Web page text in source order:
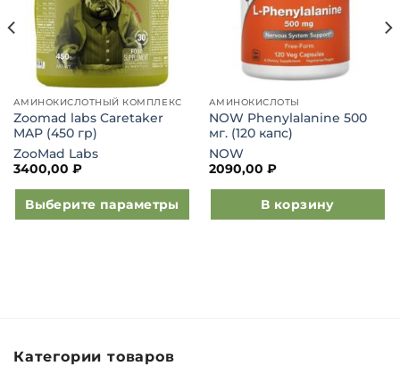
АМИНОКИСЛОТНЫЙ КОМПЛЕКС
Zoomad labs Caretaker
MAP (450 гр)
ZooMad Labs
3400,00 ₽
Выберите параметры
выбрать
АМИНОКИСЛОТЫ
NOW Phenylalanine 500
мг. (120 капс)
NOW
2090,00 ₽
В корзину
Категории товаров